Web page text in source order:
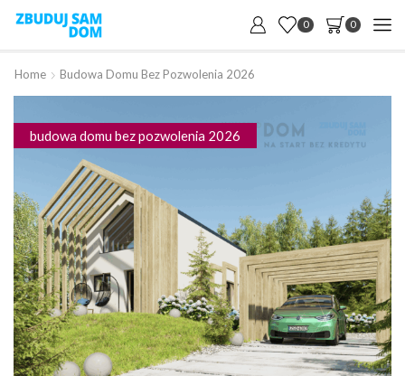
0 0
Home Budowa Domu Bez Pozwolenia 2026
budowa domu bez pozwolenia 2026